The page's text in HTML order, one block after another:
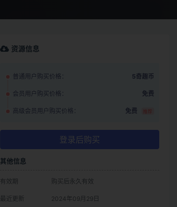
资源信息
普通用户购买价格： 5奇趣币
会员用户购买价格： 免费
高级会员用户购买价格： 免费 推荐
登录后购买
其他信息
有效期 购买后永久有效
最近更新 2024年09月29日